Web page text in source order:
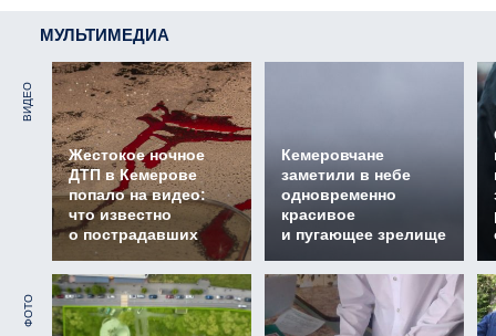
МУЛЬТИМЕДИА
ВИДЕО
Жестокое ночное
ДТП в Кемерове
попало на видео:
что известно
о пострадавших
Кемеровчане
заметили в небе
одновременно
красивое
и пугающее зрелище
ФОТО